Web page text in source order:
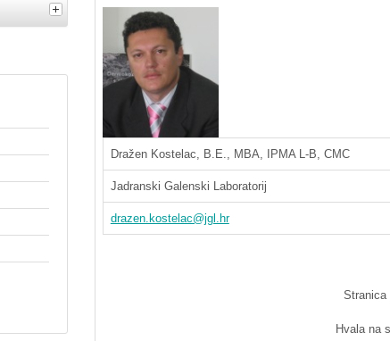
Dražen Kostelac, B.E., MBA, IPMA L-B, CMC
Jadranski Galenski Laboratorij
drazen.kostelac@jgl.hr
Stranica
Hvala na